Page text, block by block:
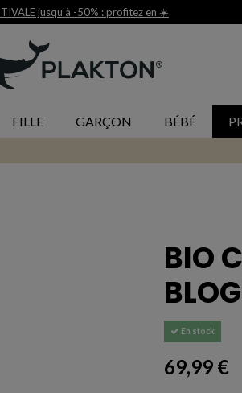
FILLE GARÇON BÉBÉ
BIO
En stock
69,99 €